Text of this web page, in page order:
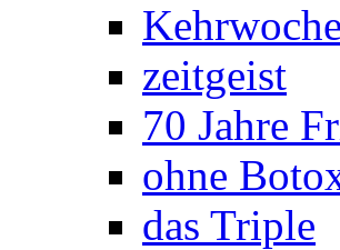
Kehrwoche
zeitgeist
70 Jahre
ohne
das Triple